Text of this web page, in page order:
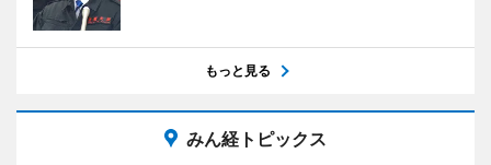
もっと見る
みん経トピックス